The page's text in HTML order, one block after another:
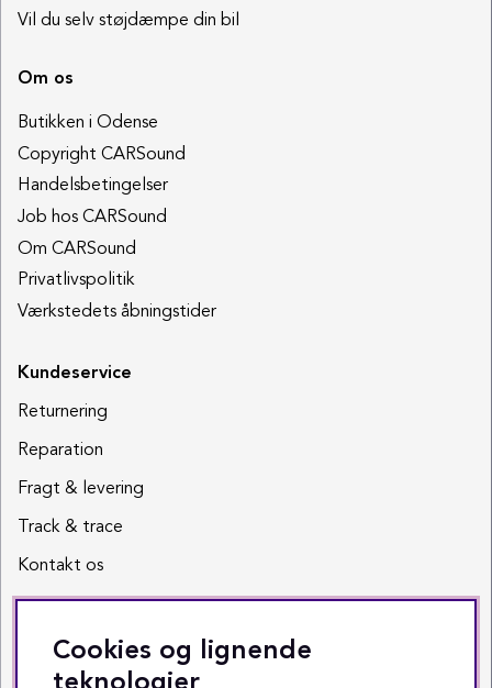
Vil du selv støjdæmpe din bil
Om os
Butikken i Odense
Copyright CARSound
Handelsbetingelser
Job hos CARSound
Om CARSound
Privatlivspolitik
Værkstedets åbningstider
Kundeservice
Returnering
Reparation
Fragt & levering
Track & trace
Kontakt os
Sociale medier
Facebook
Cookies og lignende